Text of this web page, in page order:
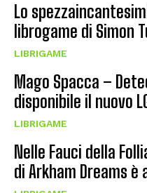
Lo
librogame di Simon
LIBRIGAME
Mago Spacca –
disponibile il nuovo
LIBRIGAME
Nelle Fauci della
di Arkham Dreams è